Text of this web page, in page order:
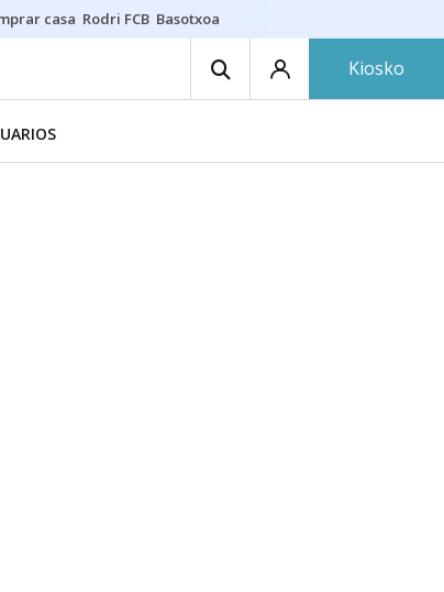
casa Rodri FCB Basotxoa
Kiosko